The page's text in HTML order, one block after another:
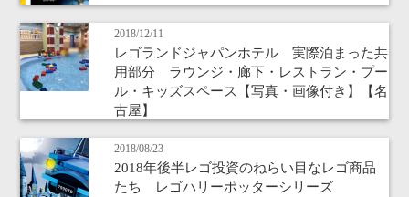
2018/12/11
レゴランドジャパンホテル 実際泊まった共
用部分 ラウンジ・廊下・レストラン・プー
ル・キッズスペース【写真・画像付き】【名
古屋】
2018/08/23
2018年後半レゴ投資のねらい目なレゴ商品
たち レゴハリーポッターシリーズ